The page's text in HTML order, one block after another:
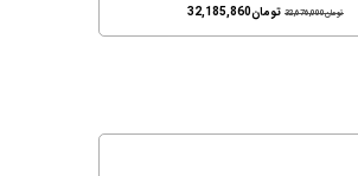
تومان32,676,000 تومان32,185,860